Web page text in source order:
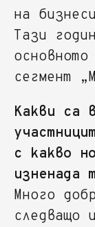
на
Тази
сегмент
Какви са
с какво
изненада
Много
следващо